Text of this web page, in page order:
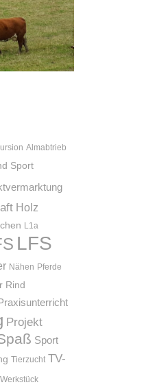
Almabtrieb
Sport
Holz
L1a
LFS
Nähen Pferde
Rind
Projekt
Sport
Tierzucht TV-
Werkstück